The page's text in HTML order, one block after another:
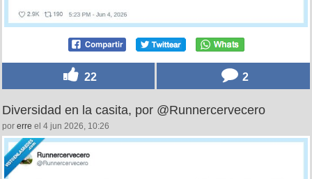
22 2
Diversidad en la casita, por @Runnercervecero
por erre el 4 jun 2026, 10:26